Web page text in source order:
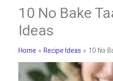
10 No Bake
Ideas
Home Recipe Ideas 10 No